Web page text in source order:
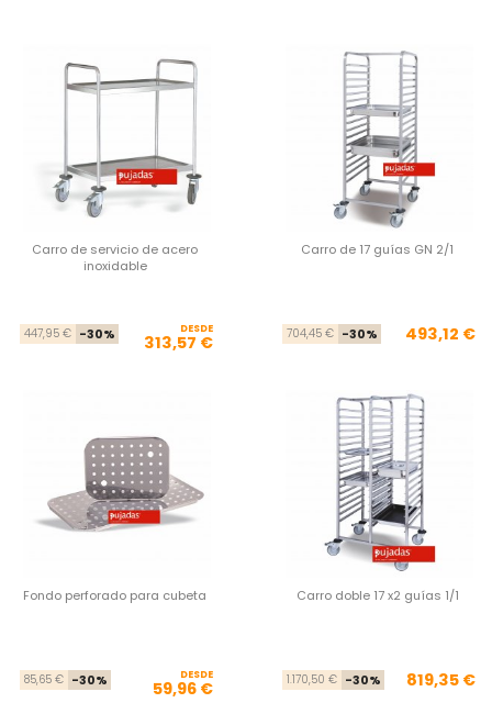
Carro de servicio de acero
inoxidable
Precio base
447,95 € -30% Precio
DESDE
313,57 €
Carro de 17 guías GN 2/1
704,45 € -30% 493,12 €
Fondo perforado para cubeta
Precio base
85,65 € -30% Precio
DESDE
59,96 €
Carro doble 17 x2 guías 1/1
1.170,50 € -30% 819,35 €